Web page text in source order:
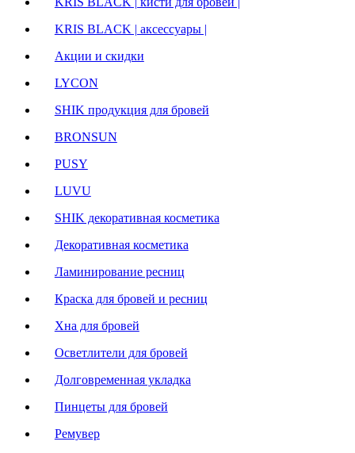
KRIS BLACK | аксессуары |
Акции и скидки
LYCON
SHIK продукция для бровей
BRONSUN
PUSY
LUVU
SHIK декоративная косметика
Декоративная косметика
Ламинирование ресниц
Краска для бровей и ресниц
Хна для бровей
Осветлители для бровей
Долговременная укладка
Пинцеты для бровей
Ремувер